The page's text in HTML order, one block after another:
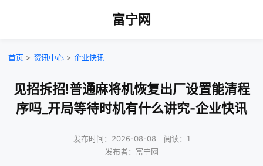
富宁网
首页 > 资讯中心 > 企业快讯
见招拆招!普通麻将机恢复出厂设置能清程
序吗_开局等待时机有什么讲究-企业快讯
发布时间：2026-08-08｜阅读：1
发布者：富宁网